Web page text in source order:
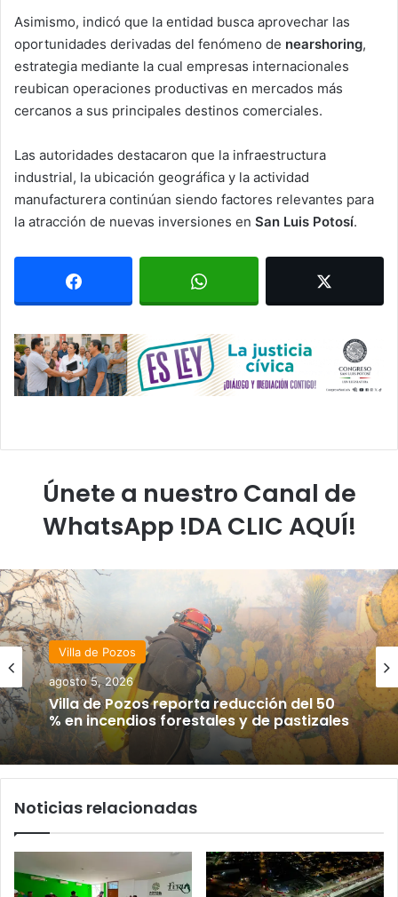
Asimismo, indicó que la entidad busca aprovechar las
oportunidades derivadas del fenómeno de nearshoring,
estrategia mediante la cual empresas internacionales
reubican operaciones productivas en mercados más
cercanos a sus principales destinos comerciales.
Las autoridades destacaron que la infraestructura
industrial, la ubicación geográfica y la actividad
manufacturera continúan siendo factores relevantes para
la atracción de nuevas inversiones en San Luis Potosí.
Únete a nuestro Canal de
WhatsApp !DA CLIC AQUÍ!
Villa de Pozos
agosto 5, 2026
Villa de Pozos reporta reducción del 50
% en incendios forestales y de pastizales
Noticias relacionadas